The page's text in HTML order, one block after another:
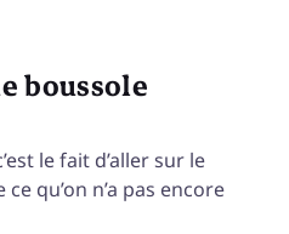
boussole
le fait d’aller sur le
qu’on n’a pas encore